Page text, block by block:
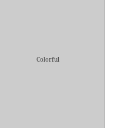
Colorful